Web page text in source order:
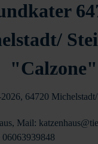
"Calzone"
64720
Mail: